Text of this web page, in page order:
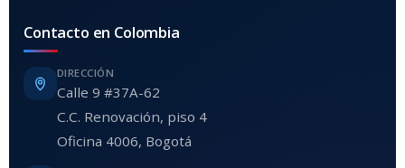
Contacto en Colombia
DIRECCIÓN
Calle 9 #37A-62
C.C. Renovación, piso 4
Oficina 4006, Bogotá